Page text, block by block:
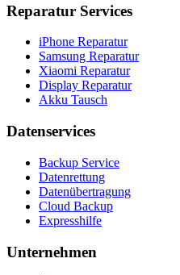
Reparatur Services
iPhone Reparatur
Samsung Reparatur
Xiaomi Reparatur
Display Reparatur
Akku Tausch
Datenservices
Backup Service
Datenrettung
Datenübertragung
Cloud Backup
Expresshilfe
Unternehmen